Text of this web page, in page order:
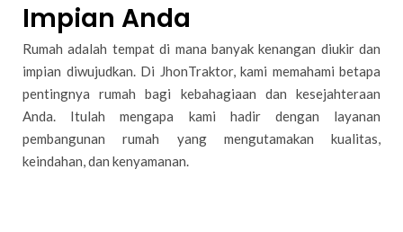
Impian Anda
Rumah adalah tempat di mana banyak kenangan diukir dan
impian diwujudkan. Di JhonTraktor, kami memahami betapa
pentingnya rumah bagi kebahagiaan dan kesejahteraan
Anda. Itulah mengapa kami hadir dengan layanan
pembangunan rumah yang mengutamakan kualitas,
keindahan, dan kenyamanan.